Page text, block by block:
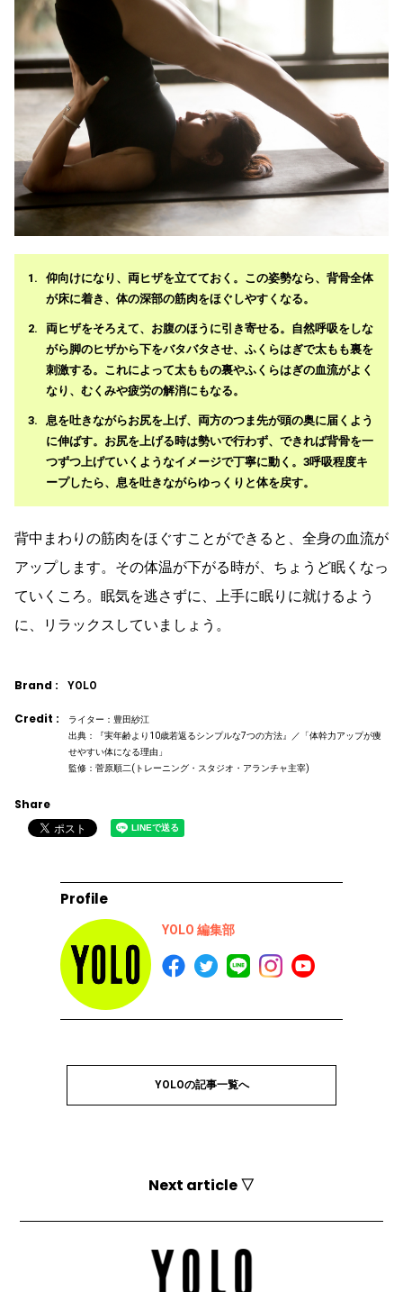
仰向けになり、両ヒザを立てておく。この姿勢なら、背骨全体
が床に着き、体の深部の筋肉をほぐしやすくなる。
両ヒザをそろえて、お腹のほうに引き寄せる。自然呼吸をしな
がら脚のヒザから下をバタバタさせ、ふくらはぎで太もも裏を
刺激する。これによって太ももの裏やふくらはぎの血流がよく
なり、むくみや疲労の解消にもなる。
息を吐きながらお尻を上げ、両方のつま先が頭の奥に届くよう
に伸ばす。お尻を上げる時は勢いで行わず、できれば背骨を一
つずつ上げていくようなイメージで丁寧に動く。3呼吸程度キ
ープしたら、息を吐きながらゆっくりと体を戻す。
背中まわりの筋肉をほぐすことができると、全身の血流が
アップします。その体温が下がる時が、ちょうど眠くなっ
ていくころ。眠気を逃さずに、上手に眠りに就けるよう
に、リラックスしていましょう。
Brand : YOLO
Credit :
ライター：豊田紗江
出典：『実年齢より10歳若返るシンプルな7つの方法』／「体幹力アップが痩
せやすい体になる理由」
監修：菅原順二(トレーニング・スタジオ・アランチャ主宰)
Share
Profile
YOLO 編集部
YOLOの記事一覧へ
Next article ▽